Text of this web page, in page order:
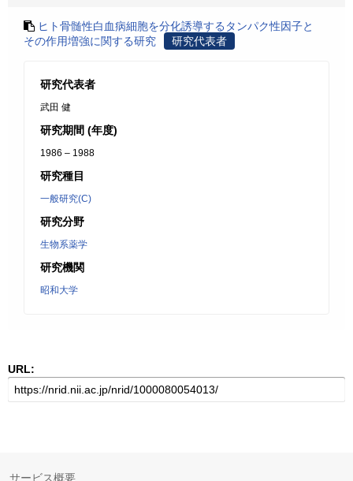
ヒト骨髄性白血病細胞を分化誘導するタンパク性因子と
その作用増強に関する研究
研究代表者
研究代表者
武田 健
研究期間 (年度)
1986 – 1988
研究種目
一般研究(C)
研究分野
生物系薬学
研究機関
昭和大学
URL:
サービス概要